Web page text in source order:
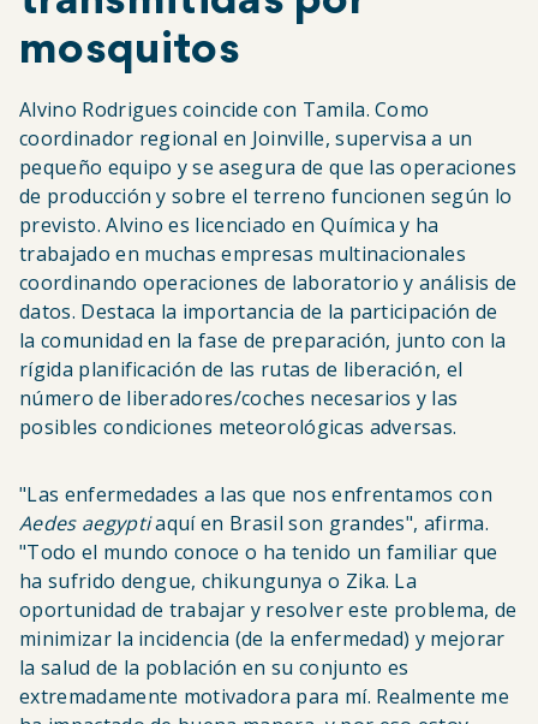
mosquitos
Alvino Rodrigues coincide con Tamila. Como
coordinador regional en Joinville, supervisa a un
pequeño equipo y se asegura de que las operaciones
de producción y sobre el terreno funcionen según lo
previsto. Alvino es licenciado en Química y ha
trabajado en muchas empresas multinacionales
coordinando operaciones de laboratorio y análisis de
datos. Destaca la importancia de la participación de
la comunidad en la fase de preparación, junto con la
rígida planificación de las rutas de liberación, el
número de liberadores/coches necesarios y las
posibles condiciones meteorológicas adversas.
"Las enfermedades a las que nos enfrentamos con
Aedes aegyptiaquí en Brasil son grandes", afirma.
"Todo el mundo conoce o ha tenido un familiar que
ha sufrido dengue, chikungunya o Zika. La
oportunidad de trabajar y resolver este problema, de
minimizar la incidencia (de la enfermedad) y mejorar
la salud de la población en su conjunto es
extremadamente motivadora para mí. Realmente me